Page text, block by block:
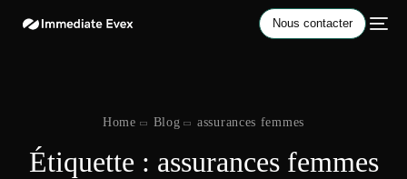
Nous contacter
Home Blog assurances femmes
Étiquette : assurances femmes